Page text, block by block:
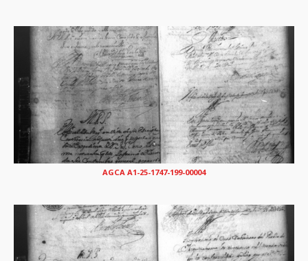
AGCA A1-25-1747-199-00004